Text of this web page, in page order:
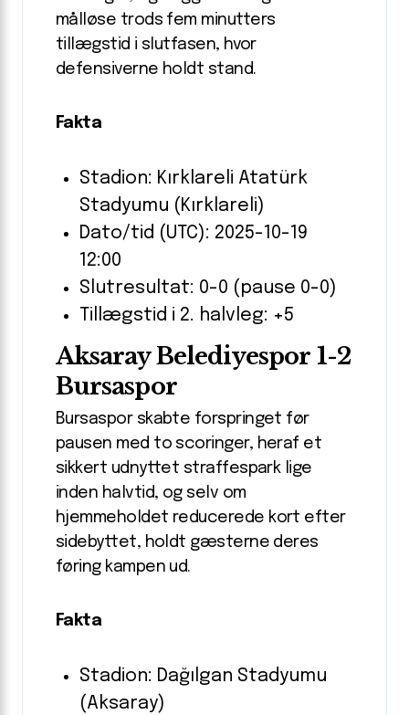
målløse trods fem minutters
tillægstid i slutfasen, hvor
defensiverne holdt stand.
Fakta
Stadion: Kırklareli Atatürk
Stadyumu (Kırklareli)
Dato/tid (UTC): 2025-10-19
12:00
Slutresultat: 0-0 (pause 0-0)
Tillægstid i 2. halvleg: +5
Aksaray Belediyespor 1-2
Bursaspor
Bursaspor skabte forspringet før
pausen med to scoringer, heraf et
sikkert udnyttet straffespark lige
inden halvtid, og selv om
hjemmeholdet reducerede kort efter
sidebyttet, holdt gæsterne deres
føring kampen ud.
Fakta
Stadion: Dağılgan Stadyumu
(Aksaray)